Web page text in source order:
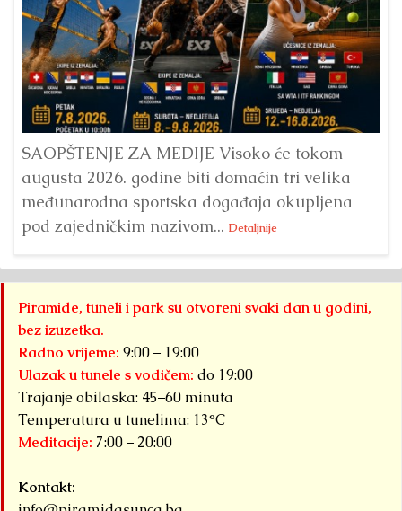
SAOPŠTENJE ZA MEDIJE Visoko će tokom
augusta 2026. godine biti domaćin tri velika
međunarodna sportska događaja okupljena
pod zajedničkim nazivom... Detaljnije
Piramide, tuneli i park su otvoreni svaki dan u godini,
bez izuzetka.
Radno vrijeme: 9:00 – 19:00
Ulazak u tunele s vodičem: do 19:00
Trajanje obilaska: 45–60 minuta
Temperatura u tunelima: 13°C
Meditacije: 7:00 – 20:00
Kontakt: